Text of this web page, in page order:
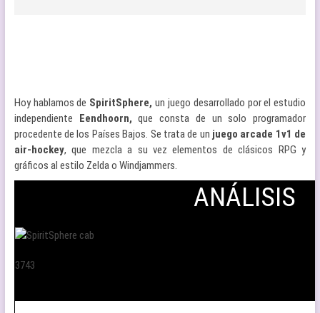
Hoy hablamos de SpiritSphere,un juego desarrollado por el estudio
independiente Eendhoorn, que consta de un solo programador
procedente de los Países Bajos. Se trata de un juego arcade 1v1 de
air-hockey, que mezcla a su vez elementos de clásicos RPG y
gráficos al estilo Zelda o Windjammers.
ANÁLISIS
3743